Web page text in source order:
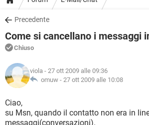
INTRATTENIMENTO
iOS
INSTAGRAM
TIKTOK
HARDWARE
COVID-19
iOS
INSTAGRAM
TIKTOK FACEBOOK
DOWNLOAD
COVID-19 GAMING
INTRATTENIMENTO
iOS
INSTAGRAM
TIKTOK
HARDWARE
FORUM
COVID-19
INTRATTENIMENTO ANDROID
INSTAGRAM
GLOSSARIO
COVID-19
INTRATTENIMENTO
iOS
Precedente
Come si cancellano i messaggi
Chiuso
viola - 27 ott 2009 alle 09:36
omuw - 27 ott 2009 alle 10:08
Ciao,
su Msn, quando il contatto non era in
messaggi(conversazioni).